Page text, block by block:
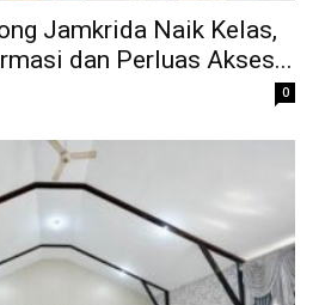
Jamkrida Naik Kelas,
dan Perluas Akses...
0